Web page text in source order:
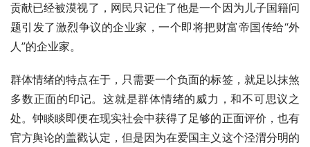
贡献已经被漠视了，网民只记住了他是一个因为儿子国籍问
题引发了激烈争议的企业家，一个即将把财富帝国传给“外
人”的企业家。
群体情绪的特点在于，只需要一个负面的标签，就足以抹煞
多数正面的印记。这就是群体情绪的威力，和不可思议之
处。钟睒睒即便在现实社会中获得了足够的正面评价，也有
官方舆论的盖戳认定，但是因为在爱国主义这个泾渭分明的